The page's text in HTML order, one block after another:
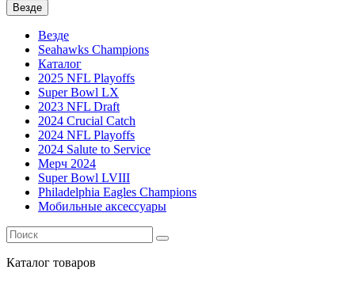
Везде
Везде
Seahawks Champions
Каталог
2025 NFL Playoffs
Super Bowl LX
2023 NFL Draft
2024 Crucial Catch
2024 NFL Playoffs
2024 Salute to Service
Мерч 2024
Super Bowl LVIII
Philadelphia Eagles Champions
Мобильные аксессуары
Каталог товаров